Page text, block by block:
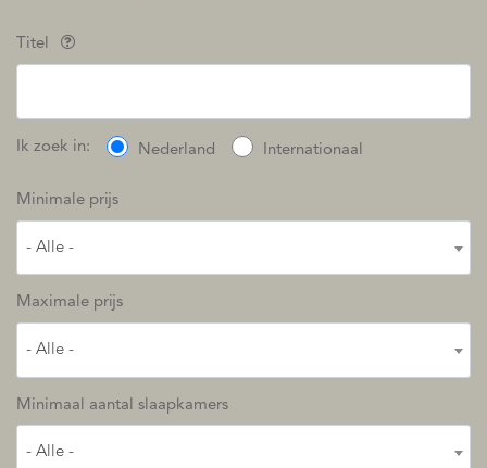
Titel
Ik zoek in: Nederland Internationaal
Minimale prijs
- Alle -
Maximale prijs
- Alle -
Minimaal aantal slaapkamers
- Alle -